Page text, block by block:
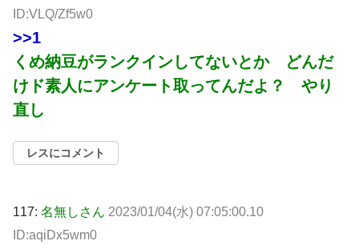
ID:VLQ/Zf5w0
>>1
くめ納豆がランクインしてないとか どんだ
けド素人にアンケート取ってんだよ？ やり
直し
レスにコメント
117: 名無しさん 2023/01/04(水) 07:05:00.10
ID:aqiDx5wm0